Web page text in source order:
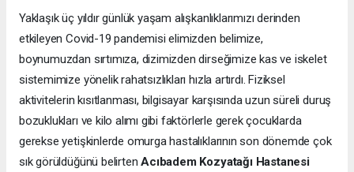
Yaklaşık üç yıldır günlük yaşam alışkanlıklarımızı derinden
etkileyen Covid-19 pandemisi elimizden belimize,
boynumuzdan sırtımıza, dizimizden dirseğimize kas ve iskelet
sistemimize yönelik rahatsızlıkları hızla artırdı. Fiziksel
aktivitelerin kısıtlanması, bilgisayar karşısında uzun süreli duruş
bozuklukları ve kilo alımı gibi faktörlerle gerek çocuklarda
gerekse yetişkinlerde omurga hastalıklarının son dönemde çok
sık görüldüğünü belirtenAcıbadem Kozyatağı Hastanesi